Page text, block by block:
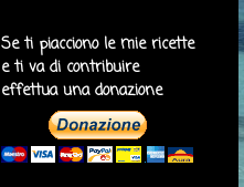
Se ti piacciono le mie ricette
e ti va di contribuire
effettua una donazione